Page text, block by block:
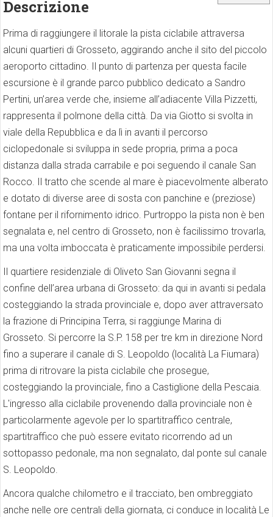
Descrizione
Prima di raggiungere il litorale la pista ciclabile attraversa
alcuni quartieri di Grosseto, aggirando anche il sito del piccolo
aeroporto cittadino. Il punto di partenza per questa facile
escursione è il grande parco pubblico dedicato a Sandro
Pertini, un’area verde che, insieme all’adiacente Villa Pizzetti,
rappresenta il polmone della città. Da via Giotto si svolta in
viale della Repubblica e da lì in avanti il percorso
ciclopedonale si sviluppa in sede propria, prima a poca
distanza dalla strada carrabile e poi seguendo il canale San
Rocco. Il tratto che scende al mare è piacevolmente alberato
e dotato di diverse aree di sosta con panchine e (preziose)
fontane per il rifornimento idrico. Purtroppo la pista non è ben
segnalata e, nel centro di Grosseto, non è facilissimo trovarla,
ma una volta imboccata è praticamente impossibile perdersi.
Il quartiere residenziale di Oliveto San Giovanni segna il
confine dell’area urbana di Grosseto: da qui in avanti si pedala
costeggiando la strada provinciale e, dopo aver attraversato
la frazione di Principina Terra, si raggiunge Marina di
Grosseto. Si percorre la S.P. 158 per tre km in direzione Nord
fino a superare il canale di S. Leopoldo (località La Fiumara)
prima di ritrovare la pista ciclabile che prosegue,
costeggiando la provinciale, fino a Castiglione della Pescaia.
L'ingresso alla ciclabile provenendo dalla provinciale non è
particolarmente agevole per lo spartitraffico centrale,
spartitraffico che può essere evitato ricorrendo ad un
sottopasso pedonale, ma non segnalato, dal ponte sul canale
S. Leopoldo.
Ancora qualche chilometro e il tracciato, ben ombreggiato
anche nelle ore centrali della giornata, ci conduce in località Le